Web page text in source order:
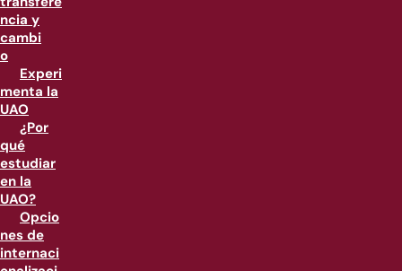
ncia y
cambi
o
Experi
menta la
UAO
¿Por
qué
estudiar
en la
UAO?
Opcio
nes de
internaci